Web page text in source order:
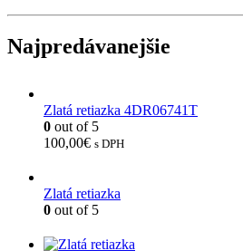
Najpredávanejšie
Zlatá retiazka 4DR06741T
0 out of 5
100,00€ s DPH
Zlatá retiazka
0 out of 5